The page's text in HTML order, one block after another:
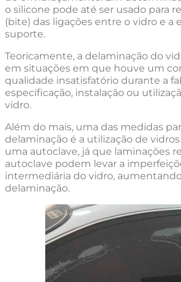
o silicone pode até ser usado para
(bite) das ligações entre o vidro e a
suporte.
Teoricamente, a delaminação do
em situações em que houve um
qualidade insatisfatório durante a
especificação, instalação ou
vidro.
Além do mais, uma das medidas
delaminação é a utilização de
uma autoclave, já que laminações
autoclave podem levar a
intermediária do vidro,
delaminação.